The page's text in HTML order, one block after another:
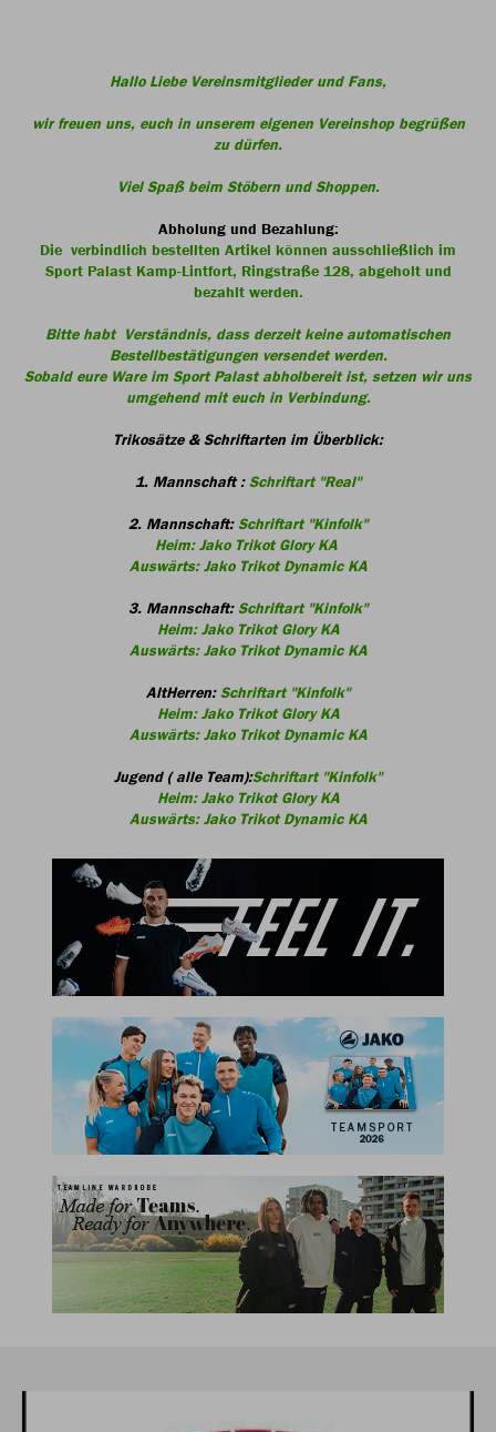
Hallo Liebe Vereinsmitglieder und Fans,
wir freuen uns, euch in unserem eigenen Vereinshop begrüßen
zu dürfen.
Viel Spaß beim Stöbern und Shoppen.
Abholung und Bezahlung:
Die verbindlich bestellten Artikel können ausschließlich im
Sport Palast Kamp-Lintfort, Ringstraße 128, abgeholt und
bezahlt werden.
Bitte habt Verständnis, dass derzeit keine automatischen
Bestellbestätigungen versendet werden.
Sobald eure Ware im Sport Palast abholbereit ist, setzen wir uns
umgehend mit euch in Verbindung.
Trikosätze & Schriftarten im Überblick:
1. Mannschaft : Schriftart "Real"
2. Mannschaft: Schriftart "Kinfolk"
Heim: Jako Trikot Glory KA
Auswärts: Jako Trikot Dynamic KA
3. Mannschaft: Schriftart "Kinfolk"
Heim: Jako Trikot Glory KA
Auswärts: Jako Trikot Dynamic KA
AltHerren: Schriftart "Kinfolk"
Heim: Jako Trikot Glory KA
Auswärts: Jako Trikot Dynamic KA
Jugend ( alle Team):Schriftart "Kinfolk"
Heim: Jako Trikot Glory KA
Auswärts: Jako Trikot Dynamic KA